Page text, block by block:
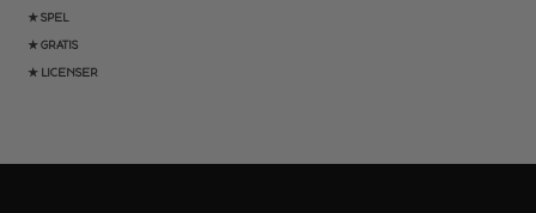
★ SPEL
★ GRATIS
★ LICENSER